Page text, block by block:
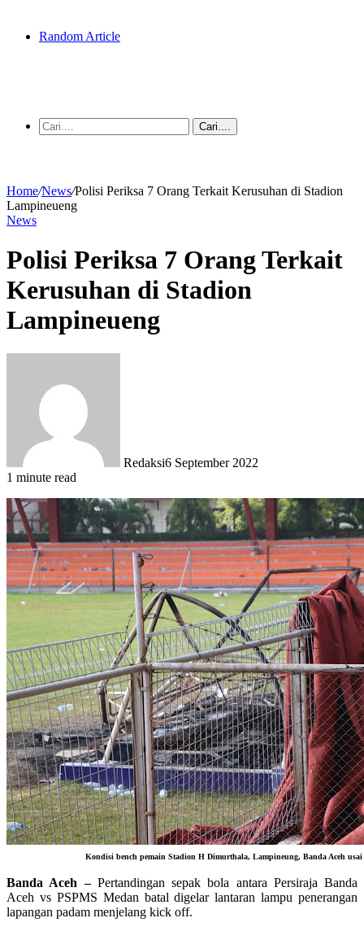
Random Article
Cari....
Home/News/Polisi Periksa 7 Orang Terkait Kerusuhan di Stadion
Lampineueng
News
Polisi Periksa 7 Orang Terkait
Kerusuhan di Stadion
Lampineueng
Redaksi6 September 2022
1 minute read
Kondisi bench pemain Stadion H Dimurthala, Lampineung, Banda Aceh
Banda Aceh –Pertandingan sepak bola antara Persiraja Banda
Aceh vs PSPMS Medan batal digelar lantaran lampu penerangan
lapangan padam menjelang kick off.